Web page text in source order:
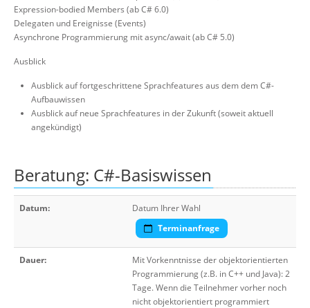
Expression-bodied Members (ab C# 6.0)
Delegaten und Ereignisse (Events)
Asynchrone Programmierung mit async/await (ab C# 5.0)
Ausblick
Ausblick auf fortgeschrittene Sprachfeatures aus dem dem C#-
Aufbauwissen
Ausblick auf neue Sprachfeatures in der Zukunft (soweit aktuell
angekündigt)
Beratung: C#-Basiswissen
Datum:
Datum Ihrer Wahl
Terminanfrage
Dauer:
Mit Vorkenntnisse der objektorientierten
Programmierung (z.B. in C++ und Java): 2
Tage. Wenn die Teilnehmer vorher noch
nicht objektorientiert programmiert